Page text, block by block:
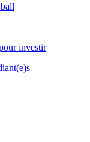
investir